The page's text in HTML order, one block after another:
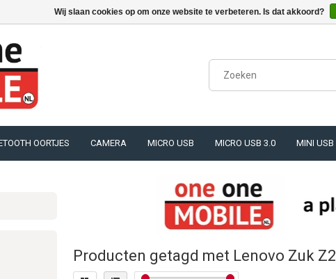
OORTJES CAMERA MICRO USB MICRO USB 3.0 MINI USB
Producten getagd met Lenovo Zuk Z2
Wij slaan cookies op om onze website te verbeteren. Is dat akkoord?